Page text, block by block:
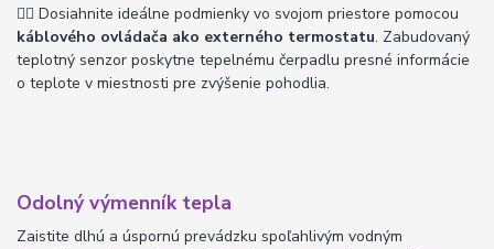
👉🏽 Dosiahnite ideálne podmienky vo svojom priestore pomocou
káblového ovládača ako externého termostatu. Zabudovaný
teplotný senzor poskytne tepelnému čerpadlu presné informácie
o teplote v miestnosti pre zvýšenie pohodlia.
Odolný výmenník tepla
Zaistite dlhú a úspornú prevádzku spoľahlivým vodným